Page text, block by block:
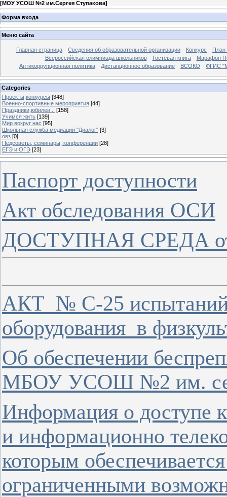
[МОУ УСОШ №2 им.Сергея Ступакова]
Форма входа
Меню сайта
Главная страница Сведения об образовательной организации Конкурс
Всероссийская олимпиада школьников
Гостевая книга
Марафон
Антикоррупционная политика
Дистанционное образование ВСОКО ФГИС
Categories
Проекты,конкурсы [348]
Военно-спортивные мероприятия [44]
Праздники,юбилеи...
[158]
Учимся жить [139]
Мир вокруг нас [95]
Школьная служба медиации "Диалог" [3]
овз [0]
Педсоветы, семинары, конференции [28]
ЕГЭ и ОГЭ [23]
Паспорт доступности
Акт обследования ОСИ
ДОСТУПНАЯ СРЕДА
АКТ № С-25 испытаний
оборудования в
Об обеспечении
МБОУ УСОШ №2 им.
Информация о доступе
и информационно
которым
ограниченными